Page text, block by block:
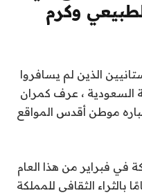
وكرم
الذين لم يسافروا
السعودية ، عرف كمران
موطن أقدس المواقع
في فبراير من هذا العام
علي البالغ من العمر 45 عامًا بالثراء الثقافي للمملكة